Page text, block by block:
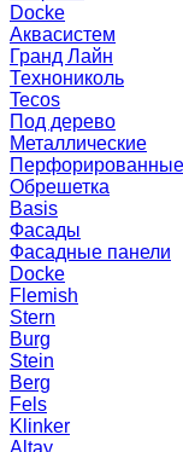
Docke
Аквасистем
Гранд Лайн
Технониколь
Tecos
Под дерево
Металлические
Перфорированные
Обрешетка
Basis
Фасады
Фасадные панели
Docke
Flemish
Stern
Burg
Stein
Berg
Fels
Klinker
Altay